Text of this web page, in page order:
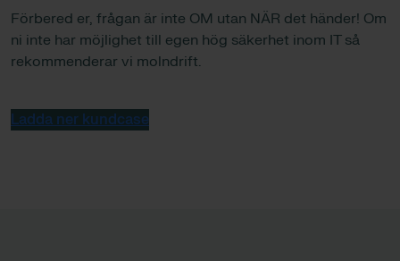
Förbered er, frågan är inte OM utan NÄR det händer! Om
ni inte har möjlighet till egen hög säkerhet inom IT så
rekommenderar vi molndrift.
Ladda ner kundcase